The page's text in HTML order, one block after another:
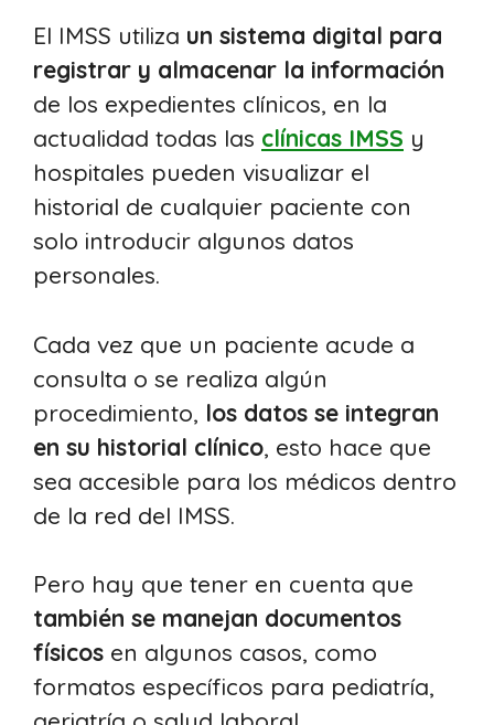
El IMSS utiliza un sistema digital para
registrar y almacenar la información
de los expedientes clínicos, en la
actualidad todas las clínicas IMSS y
hospitales pueden visualizar el
historial de cualquier paciente con
solo introducir algunos datos
personales.
Cada vez que un paciente acude a
consulta o se realiza algún
procedimiento, los datos se integran
en su historial clínico, esto hace que
sea accesible para los médicos dentro
de la red del IMSS.
Pero hay que tener en cuenta que
también se manejan documentos
físicos en algunos casos, como
formatos específicos para pediatría,